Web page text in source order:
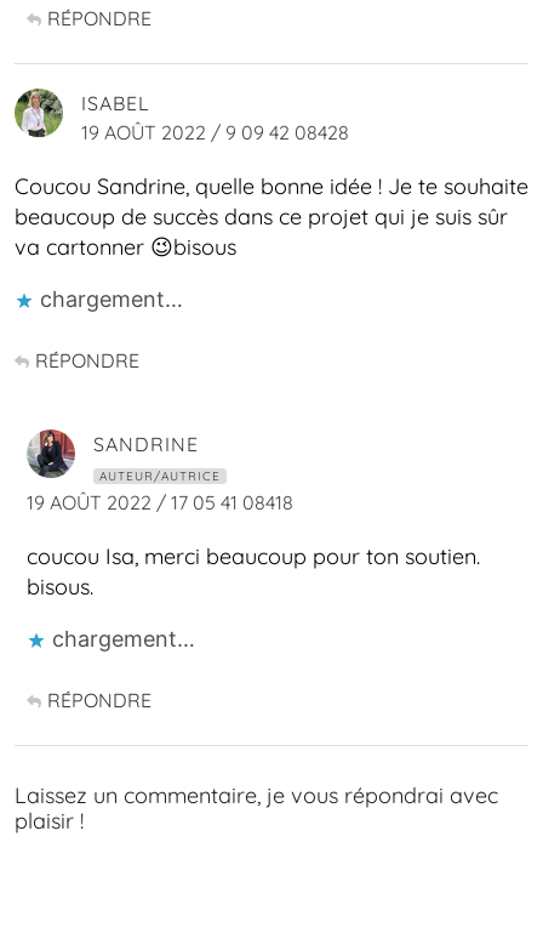
RÉPONDRE
ISABEL
19 AOÛT 2022 / 9 09 42 08428
Coucou Sandrine, quelle bonne idée ! Je te souhaite
beaucoup de succès dans ce projet qui je suis sûr
va cartonner 😉bisous
chargement…
RÉPONDRE
SANDRINE
AUTEUR/AUTRICE
19 AOÛT 2022 / 17 05 41 08418
coucou Isa, merci beaucoup pour ton soutien.
bisous.
chargement…
RÉPONDRE
Laissez un commentaire, je vous répondrai avec
plaisir !